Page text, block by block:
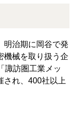
明治期に岡谷で発
機械を取り扱う企
諏訪圏工業メッ
れ、 400社以上